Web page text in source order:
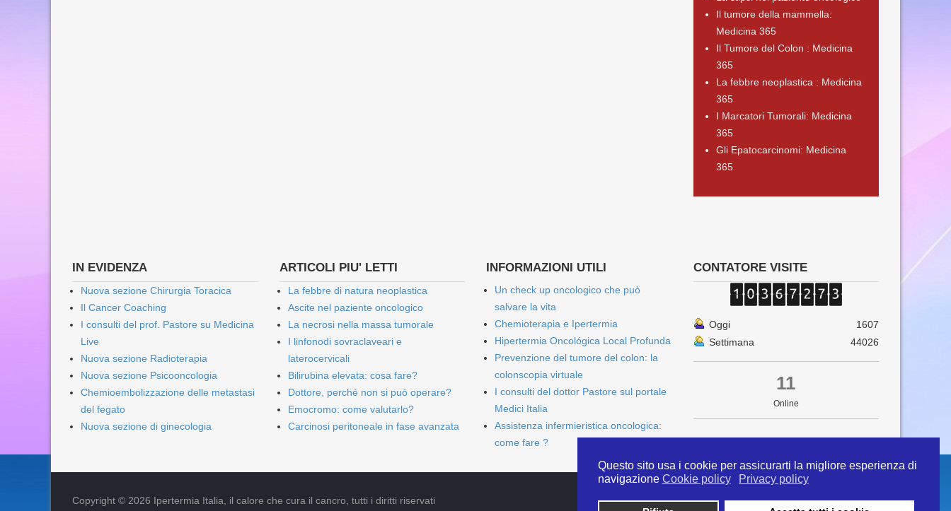
Questo sito usa i cookie per assicurarti la migliore esperienza di
navigazione Cookie policy Privacy policy
Il tumore della mammella:
Medicina 365
Il Tumore del Colon : Medicina
365
La febbre neoplastica : Medicina
365
I Marcatori Tumorali: Medicina
365
Gli Epatocarcinomi: Medicina
365
IN EVIDENZA
Nuova sezione Chirurgia Toracica
Il Cancer Coaching
I consulti del prof. Pastore su Medicina
Live
Nuova sezione Radioterapia
Nuova sezione Psicooncologia
Chemioembolizzazione delle metastasi
del fegato
Nuova sezione di ginecologia
ARTICOLI PIU' LETTI
La febbre di natura neoplastica
Ascite nel paziente oncologico
La necrosi nella massa tumorale
I linfonodi sovraclaveari e
laterocervicali
Bilirubina elevata: cosa fare?
Dottore, perché non si può operare?
Emocromo: come valutarlo?
Carcinosi peritoneale in fase avanzata
INFORMAZIONI UTILI
Un check up oncologico che può
salvare la vita
Chemioterapia e Ipertermia
Hipertermia Oncológica Local Profunda
Prevenzione del tumore del colon: la
colonscopia virtuale
I consulti del dottor Pastore sul portale
Medici Italia
Assistenza infermieristica oncologica:
come fare ?
CONTATORE VISITE
Oggi
1607
Settimana
44026
11
Online
Copyright © 2026 Ipertermia Italia, il calore che cura il cancro, tutti i diritti riservati